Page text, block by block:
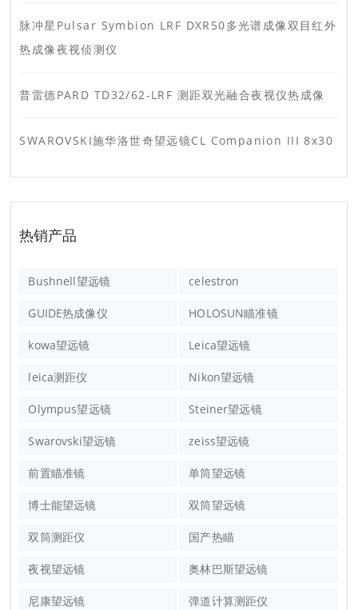
脉冲星Pulsar Symbion LRF DXR50多光谱成像双目红外
热成像夜视侦测仪
普雷德PARD TD32/62-LRF 测距双光融合夜视仪热成像
SWAROVSKI施华洛世奇望远镜CL Companion III 8x30
热销产品
Bushnell望远镜 celestron
GUIDE热成像仪 HOLOSUN瞄准镜
kowa望远镜 Leica望远镜
leica测距仪 Nikon望远镜
Olympus望远镜 Steiner望远镜
Swarovski望远镜 zeiss望远镜
前置瞄准镜 单筒望远镜
博士能望远镜 双筒望远镜
双筒测距仪 国产热瞄
夜视望远镜 奥林巴斯望远镜
尼康望远镜 弹道计算测距仪